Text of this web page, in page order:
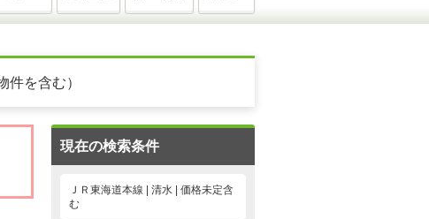
件を含む）
現在の検索条件
ＪＲ東海道本線 | 清水 | 価格未定含
む